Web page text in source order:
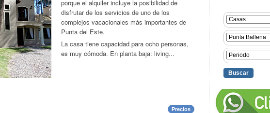
porque el alquiler incluye la posibilidad de
disfrutar de los servicios de uno de los
complejos vacacionales más importantes de
Punta del Este.
La casa tiene capacidad para ocho personas,
es muy cómoda. En planta baja: living...
Precios